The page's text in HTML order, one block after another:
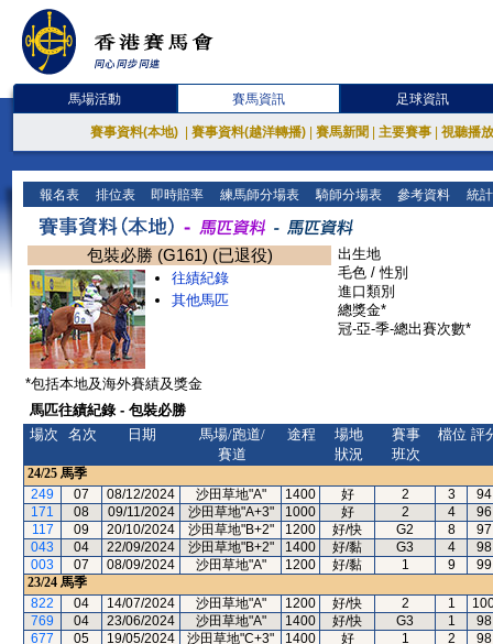
馬場活動 賽馬資訊 足球資訊
賽事資料(本地) 賽事資料(越洋轉播) 賽馬新聞 主要賽事 視聽播
報名表 排位表 即時賠率 練馬師分場表 騎師分場表 參考資料 統
包裝必勝 (G161) (已退役)
往績紀錄
其他馬匹
出生地
毛色 / 性別
進口類別
總獎金*
冠-亞-季-總出賽次數*
*包括本地及海外賽績及獎金
馬匹往績紀錄 - 包裝必勝
場次
名次 日期
馬場/跑道/
賽道
途程
場地
狀況
賽事
班次
檔位 評
24/25 馬季
249
07 08/12/2024 沙田草地"A" 1400 好 2 3
94
171
08 09/11/2024 沙田草地"A+3" 1000 好 2 4
96
117
09 20/10/2024 沙田草地"B+2" 1200 好/快 G2 8
97
043
04 22/09/2024 沙田草地"B+2" 1400 好/黏 G3 4
98
003
07 08/09/2024 沙田草地"A" 1200 好/黏 1 9
99
23/24 馬季
822
04 14/07/2024 沙田草地"A" 1200 好/快 2 1
769
04 23/06/2024 沙田草地"A" 1400 好/快 G3 1
98
677
05 19/05/2024 沙田草地"C+3" 1400 好 1 2
98